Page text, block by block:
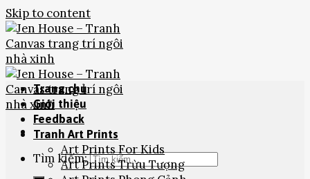
Skip to content
Tìm kiếm:
Trang chủ
Giới thiệu
Feedback
Tranh Art Prints
Art Prints For Kids
Art Prints Trừu Tượng